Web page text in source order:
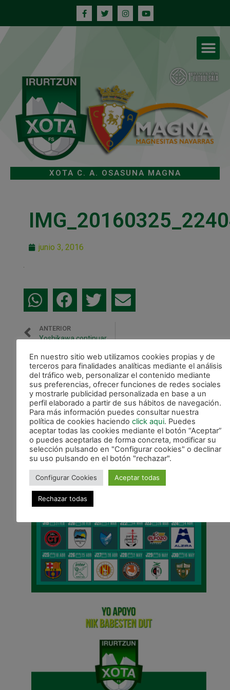
XOTA C. A. OSASUNA MAGNA
junio 3, 2016
ANTERIOR
Yoshikawa continuará una temporada más en Magna Gurpea
CALENDARIO DE LIGA
En nuestro sitio web utilizamos cookies propias y de
terceros para finalidades analíticas mediante el análisis
del tráfico web, personalizar el contenido mediante
sus preferencias, ofrecer funciones de redes sociales
y mostrarle publicidad personalizada en base a un
perfil elaborado a partir de sus hábitos de navegación.
Para más información puedes consultar nuestra
política de cookies haciendo click aqui. Puedes
aceptar todas las cookies mediante el botón “Aceptar”
o puedes aceptarlas de forma concreta, modificar su
selección pulsando en "Configurar cookies" o declinar
su uso pulsando en el botón "rechazar".
Configurar Cookies Aceptar todas
Rechazar todas